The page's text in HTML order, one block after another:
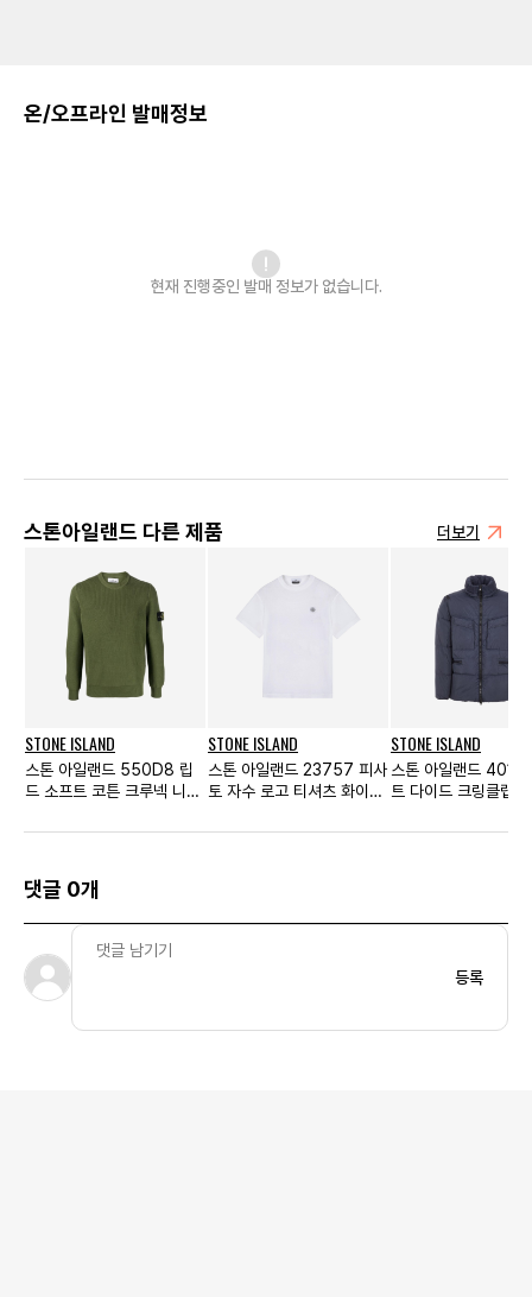
온/오프라인 발매정보
현재 진행중인 발매 정보가 없습니다.
스톤아일랜드 다른 제품 더보기
STONE ISLAND
스톤 아일랜드 550D8 립
드 소프트 코튼 크루넥 니트
STONE ISLAND
스톤 아일랜드 23757 피사
토 자수 로고 티셔츠 화이트
STONE ISLAND
스톤 아일랜드
트 다이드 크링클랩
- 22FW
댓글 0개
등록